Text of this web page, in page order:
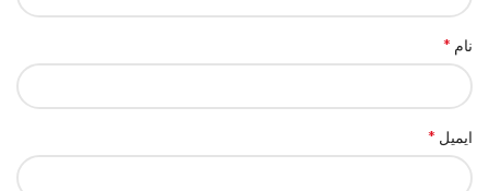
نام *
ایمیل *